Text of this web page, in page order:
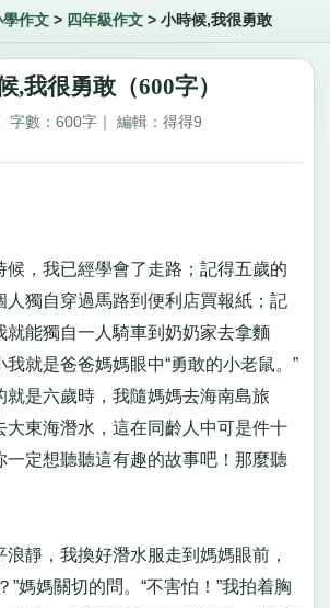
學作文> 四年級作文> 小時候,我很勇敢
,我很勇敢（600字）
字數：600字｜ 編輯：得得9
候，我已經學會了走路；記得五歲的
人獨自穿過馬路到便利店買報紙；記
就能獨自一人騎車到奶奶家去拿麵
就是爸爸媽媽眼中“勇敢的小老鼠。”
就是六歲時，我隨媽媽去海南島旅
大東海潛水，這在同齡人中可是件十
一定想聽聽這有趣的故事吧！那麼聽
靜，我換好潛水服走到媽媽眼前，
”媽媽關切的問。“不害怕！”我拍着胸